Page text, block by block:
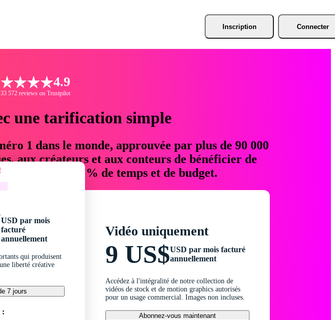
Inscription Connecter
4.9
572 reviews on Trustpilot
une tarification simple
1 dans le monde, approuvée par plus de 90 000
aux créateurs et aux conteurs de bénéficier de
jusqu'à 76 % de temps et de budget.
USD par mois
facturé
annuellement
qui produisent
liberté créative
7 jours
:
Vidéo uniquement
9 US$USD par mois facturé
annuellement
Accédez à l'intégralité de notre collection de
vidéos de stock et de motion graphics autorisés
pour un usage commercial. Images non incluses.
Abonnez-vous maintenant